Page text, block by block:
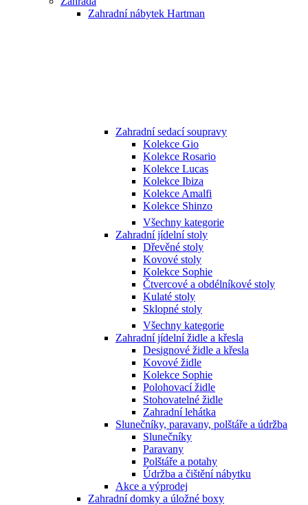
Zahradní nábytek Hartman
Zahradní sedací soupravy
Kolekce Gio
Kolekce Rosario
Kolekce Lucas
Kolekce Ibiza
Kolekce Amalfi
Kolekce Shinzo
Všechny kategorie
Zahradní jídelní stoly
Dřevěné stoly
Kovové stoly
Kolekce Sophie
Čtvercové a obdélníkové stoly
Kulaté stoly
Sklopné stoly
Všechny kategorie
Zahradní jídelní židle a křesla
Designové židle a křesla
Kovové židle
Kolekce Sophie
Polohovací židle
Stohovatelné židle
Zahradní lehátka
Slunečníky, paravany, polštáře a údržba
Slunečníky
Paravany
Polštáře a potahy
Údržba a čištění nábytku
Akce a výprodej
Zahradní domky a úložné boxy